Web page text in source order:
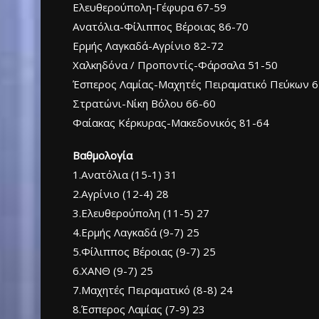
Ελευθερούπολη-Γέφυρα 67-59
Ανατόλια-Φίλιππος Βέροιας 86-70
Ερμής Λαγκαδά-Αγρίνιο 82-72
Χαλκηδόνα / Προποντίς-Φάρσαλα 51-50
Έσπερος Λαμίας-Μαχητές Πειραματικό Πεύκων
Στρατώνι-Νίκη Βόλου 66-60
Φαίακας Κέρκυρας-Μακεδονικός 81-64
Βαθμολογία
1.Ανατόλια (15-1) 31
2.Αγρίνιο (12-4) 28
3.Ελευθερούπολη (11-5) 27
4.Ερμής Λαγκαδά (9-7) 25
5.Φίλιππος Βέροιας (9-7) 25
6.ΧΑΝΘ (9-7) 25
7.Μαχητές Πειραματικό (8-8) 24
8.Έσπερος Λαμίας (7-9) 23